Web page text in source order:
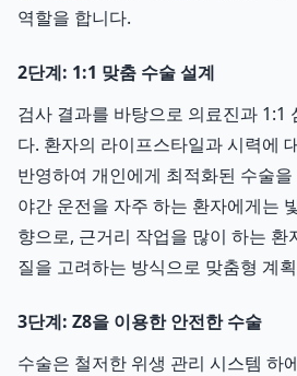
역할을 합니다.
2단계: 1:1 맞춤 수술 설계
검사 결과를 바탕으로 의료진과 1:1
다. 환자의 라이프스타일과 시력에
반영하여 개인에게 최적화된 수술
야간 운전을 자주 하는 환자에게는
향으로, 근거리 작업을 많이 하는 환
질을 고려하는 방식으로 맞춤형 계
3단계: Z8을 이용한 안전한 수술
수술은 철저한 위생 관리 시스템 하